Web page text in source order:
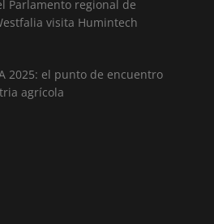
Parlamento regional de
visita Humintech
2025: el punto de encuentro
agrícola